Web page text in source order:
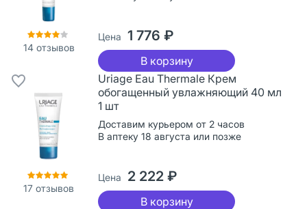
14отзывов
Цена 1 776 ₽
В корзину
17 отзывов
Uriage Eau Thermale Крем
обогащенный увлажняющий 40 мл
1 шт
Доставим курьером от 2 часов
В аптеку 18 августа или позже
Цена 2 222 ₽
В корзину